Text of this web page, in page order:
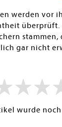
werden vor
überprüft.
gar nicht
wurde